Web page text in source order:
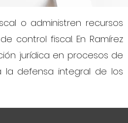
o administren recursos
control fiscal. En Ramírez
jurídica en procesos de
la defensa integral de los